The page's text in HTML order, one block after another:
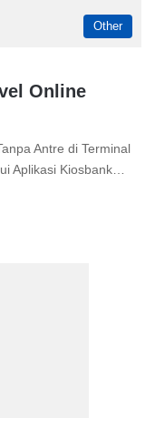
Other
Online
Antre di Terminal
Aplikasi Kiosbank…